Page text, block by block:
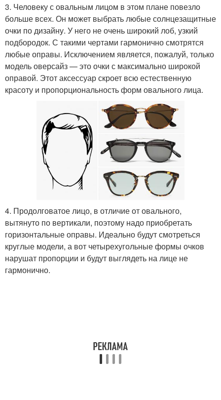
3. Человеку с овальным лицом в этом плане повезло
больше всех. Он может выбрать любые солнцезащитные
очки по дизайну. У него не очень широкий лоб, узкий
подбородок. С такими чертами гармонично смотрятся
любые оправы. Исключением является, пожалуй, только
модель оверсайз — это очки с максимально широкой
оправой. Этот аксессуар скроет всю естественную
красоту и пропорциональность форм овального лица.
4. Продолговатое лицо, в отличие от овального,
вытянуто по вертикали, поэтому надо приобретать
горизонтальные оправы. Идеально будут смотреться
круглые модели, а вот четырехугольные формы очков
нарушат пропорции и будут выглядеть на лице не
гармонично.